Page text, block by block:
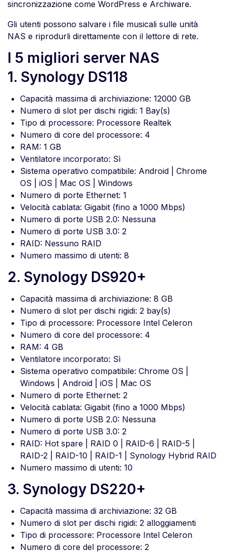
sincronizzazione come WordPress e Archiware.
Gli utenti possono salvare i file musicali sulle unità
NAS e riprodurli direttamente con il lettore di rete.
I 5 migliori server NAS
1. Synology DS118
Capacità massima di archiviazione: 12000 GB
Numero di slot per dischi rigidi: 1 Bay(s)
Tipo di processore: Processore Realtek
Numero di core del processore: 4
RAM: 1 GB
Ventilatore incorporato: Sì
Sistema operativo compatibile: Android | Chrome
OS | iOS | Mac OS | Windows
Numero di porte Ethernet: 1
Velocità cablata: Gigabit (fino a 1000 Mbps)
Numero di porte USB 2.0: Nessuna
Numero di porte USB 3.0: 2
RAID: Nessuno RAID
Numero massimo di utenti: 8
2. Synology DS920+
Capacità massima di archiviazione: 8 GB
Numero di slot per dischi rigidi: 2 bay(s)
Tipo di processore: Processore Intel Celeron
Numero di core del processore: 4
RAM: 4 GB
Ventilatore incorporato: Sì
Sistema operativo compatibile: Chrome OS |
Windows | Android | iOS | Mac OS
Numero di porte Ethernet: 2
Velocità cablata: Gigabit (fino a 1000 Mbps)
Numero di porte USB 2.0: Nessuna
Numero di porte USB 3.0: 2
RAID: Hot spare | RAID 0 | RAID-6 | RAID-5 |
RAID-2 | RAID-10 | RAID-1 | Synology Hybrid RAID
Numero massimo di utenti: 10
3. Synology DS220+
Capacità massima di archiviazione: 32 GB
Numero di slot per dischi rigidi: 2 alloggiamenti
Tipo di processore: Processore Intel Celeron
Numero di core del processore: 2